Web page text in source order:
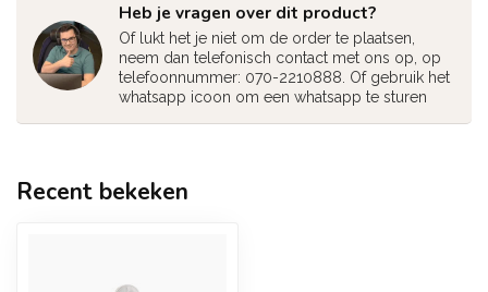
Heb je vragen over dit product?
Of lukt het je niet om de order te plaatsen,
neem dan telefonisch contact met ons op, op
telefoonnummer: 070-2210888. Of gebruik het
whatsapp icoon om een whatsapp te sturen
Recent bekeken